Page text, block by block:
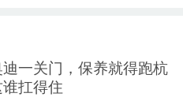
一关门，保养就得跑杭
扛得住